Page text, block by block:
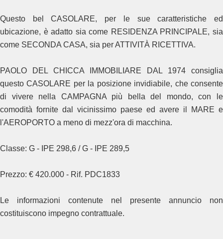
Questo bel CASOLARE, per le sue caratteristiche ed
ubicazione, è adatto sia come RESIDENZA PRINCIPALE, sia
come SECONDA CASA, sia per ATTIVITÀ RICETTIVA.
PAOLO DEL CHICCA IMMOBILIARE DAL 1974 consiglia
questo CASOLARE per la posizione invidiabile, che consente
di vivere nella CAMPAGNA più bella del mondo, con le
comodità fornite dal vicinissimo paese ed avere il MARE e
l'AEROPORTO a meno di mezz'ora di macchina.
Classe: G - IPE 298,6 / G - IPE 289,5
Prezzo: € 420.000 - Rif. PDC1833
Le informazioni contenute nel presente annuncio non
costituiscono impegno contrattuale.